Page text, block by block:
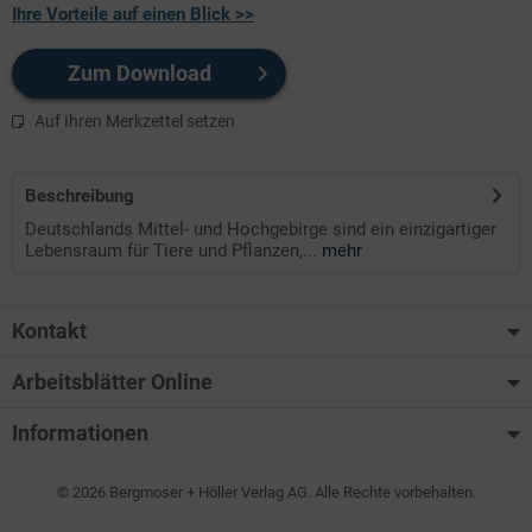
Ihre Vorteile auf einen Blick >>
Zum Download
Auf Ihren Merkzettel setzen
Beschreibung
Deutschlands Mittel- und Hochgebirge sind ein einzigartiger
Lebensraum für Tiere und Pflanzen,... mehr
Kontakt
Arbeitsblätter Online
Informationen
© 2026 Bergmoser + Höller Verlag AG. Alle Rechte vorbehalten.